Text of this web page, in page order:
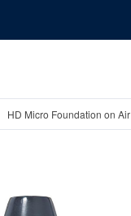
HD Micro Foundation on Air